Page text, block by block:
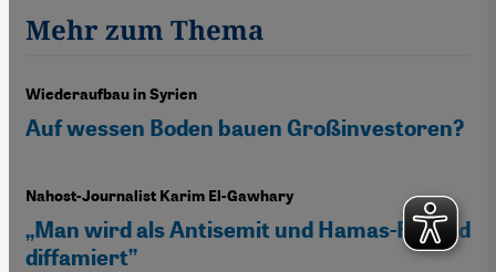
Mehr zum Thema
Wiederaufbau in Syrien
Auf wessen Boden bauen Großinvestoren?
Nahost-Journalist Karim El-Gawhary
„Man wird als Antisemit und Hamas-Freund
diffamiert”